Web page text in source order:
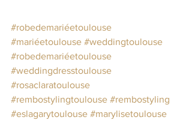
#robedemariéetoulouse
#mariéetoulouse #weddingtoulouse
#robedemariéetoulouse
#weddingdresstoulouse
#rosaclaratoulouse
#rembostylingtoulouse #rembostyling
#eslagarytoulouse #marylisetoulouse